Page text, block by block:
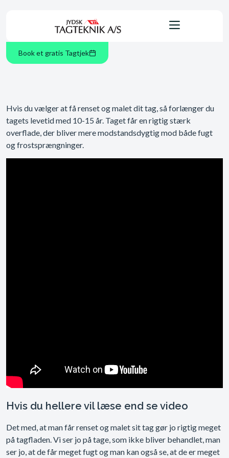
Book et gratis Tagtjek
Hvis du vælger at få renset og malet dit tag, så forlænger du
tagets levetid med 10-15 år. Taget får en rigtig stærk
overflade, der bliver mere modstandsdygtig mod både fugt
og frostsprængninger.
Hvis du hellere vil læse end se video
Det med, at man får renset og malet sit tag gør jo rigtig meget
på tagfladen. Vi ser jo på tage, som ikke bliver behandlet, man
ser jo, at de får meget fugt og man kan også se, at de er meget